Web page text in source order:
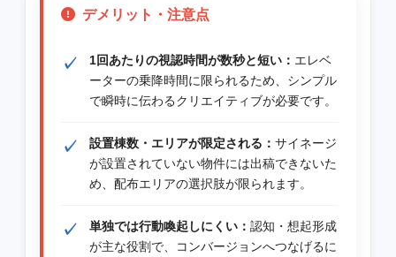
デメリット・注意点
1回あたりの視認時間が数秒と短い： エレベ
ーターの乗降時間に限られるため、シンプル
で瞬時に伝わるクリエイティブが必要です。
設置棟数・エリアが限定される： サイネージ
が設置されていない物件には出稿できないた
め、配布エリアの選択肢が限られます。
単独では行動喚起しにくい： 認知・想起形成
が主な役割で、コンバージョンへつなげるに